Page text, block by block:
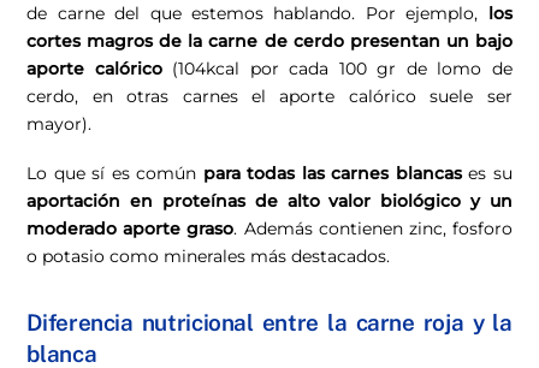
de carne del que estemos hablando. Por ejemplo, los
cortes magros de la carne de cerdo presentan un bajo
aporte calórico(104kcal por cada 100 gr de lomo de
cerdo, en otras carnes el aporte calórico suele ser
mayor).
Lo que sí es común para todas las carnes blancases su
aportación en proteínas de alto valor biológico y un
moderado aporte graso. Además contienen zinc, fosforo
o potasio como minerales más destacados.
Diferencia nutricional entre la carne roja y la
blanca